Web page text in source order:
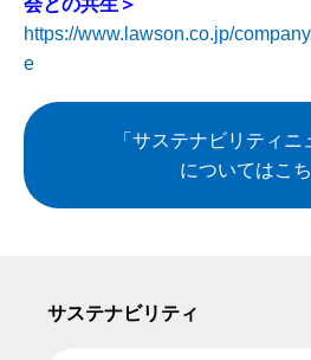
会との共生＞
https://www.lawson.co.jp/
e
「サステナビリティニ
についてはこ
サステナビリティ